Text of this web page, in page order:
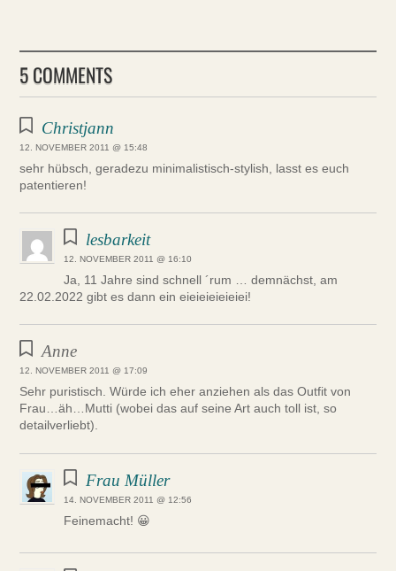
5 COMMENTS
Christjann
12. NOVEMBER 2011 @ 15:48
sehr hübsch, geradezu minimalistisch-stylish, lasst es euch
patentieren!
lesbarkeit
12. NOVEMBER 2011 @ 16:10
Ja, 11 Jahre sind schnell ´rum … demnächst, am
22.02.2022 gibt es dann ein eieieieieieiei!
Anne
12. NOVEMBER 2011 @ 17:09
Sehr puristisch. Würde ich eher anziehen als das Outfit von
Frau…äh…Mutti (wobei das auf seine Art auch toll ist, so
detailverliebt).
Frau Müller
14. NOVEMBER 2011 @ 12:56
Feinemacht! 😀